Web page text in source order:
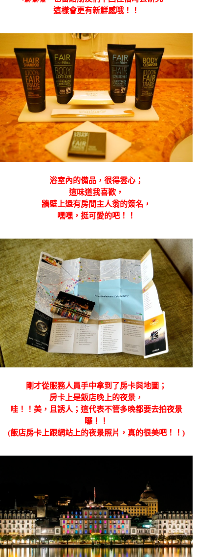
這樣會更有新鮮感哦！！
浴室內的備品，很得雲心；
這味道我喜歡，
牆壁上還有房間主人翁的簽名，
嘿嘿，挺可愛的吧！！
剛才從服務人員手中拿到了房卡與地圖；
房卡上是飯店晚上的夜景，
哇！！美，且誘人；這代表不管多晚都要去拍夜景
囉！！
(飯店房卡上跟網站上的夜景照片，真的很美吧！！)